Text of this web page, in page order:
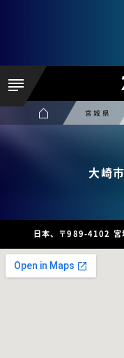
宮城県
大崎
日本、〒989-4102 宮